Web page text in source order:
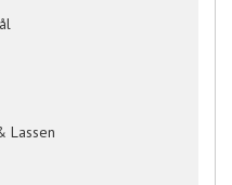
Lassen